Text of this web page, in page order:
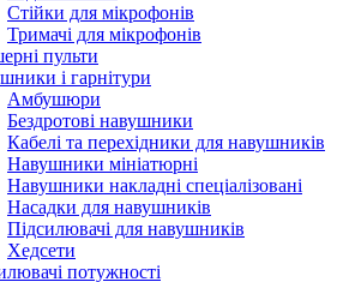
Стійки для мікрофонів
Тримачі для мікрофонів
пульти
і гарнітури
Амбушюри
Бездротові навушники
Кабелі та перехідники для навушників
Навушники мініатюрні
Навушники накладні спеціалізовані
Насадки для навушників
Підсилювачі для навушників
Хедсети
потужності